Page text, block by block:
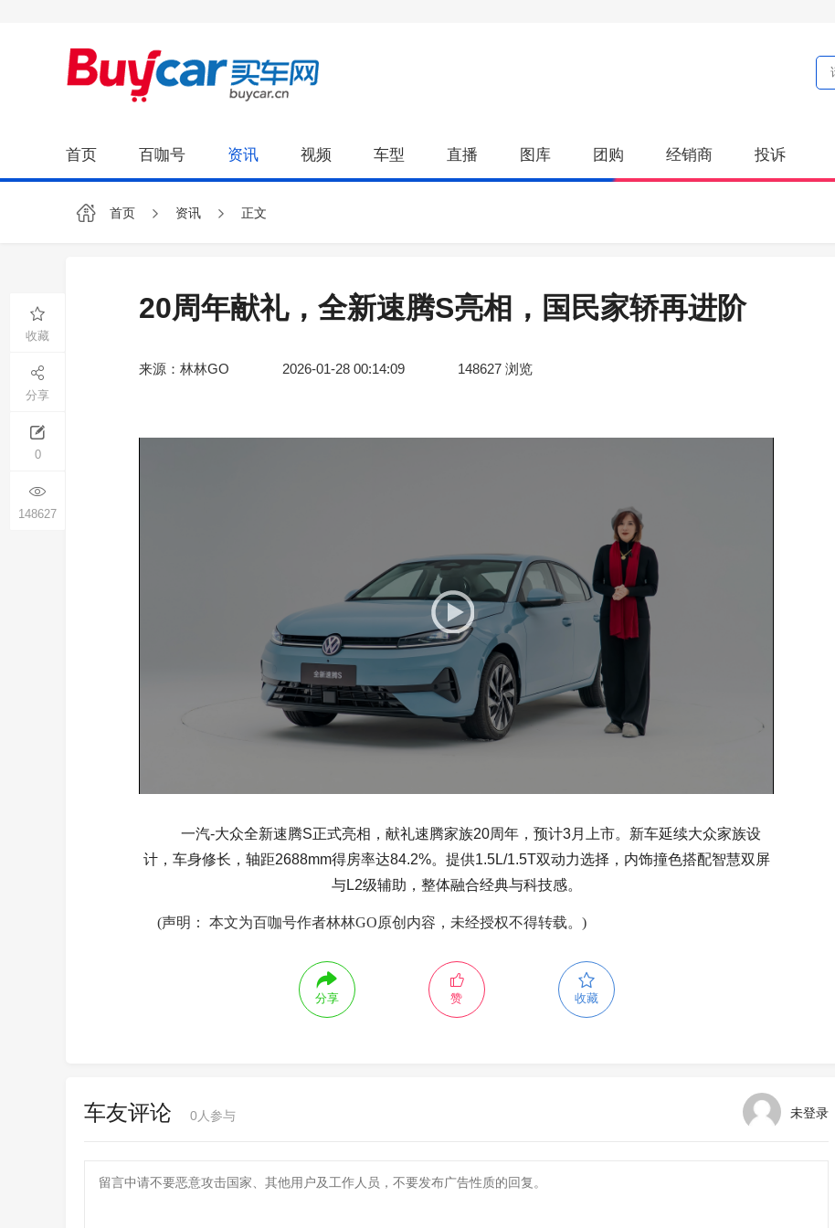
首页 百咖号 资讯 视频 车型 直播 图库 团购 经销商 投诉
首页 资讯 正文
20周年献礼，全新速腾S亮相，国民家轿再进阶
来源：林林GO 2026-01-28 00:14:09 148627 浏览
收藏
分享
0
148627
一汽-大众全新速腾S正式亮相，献礼速腾家族20周年，预计3月上市。新车延续大众家族设
计，车身修长，轴距2688mm得房率达84.2%。提供1.5L/1.5T双动力选择，内饰撞色搭配智慧双屏
与L2级辅助，整体融合经典与科技感。
(声明： 本文为百咖号作者林林GO原创内容，未经授权不得转载。)
分享 赞 收藏
未登录
车友评论 0 人参与